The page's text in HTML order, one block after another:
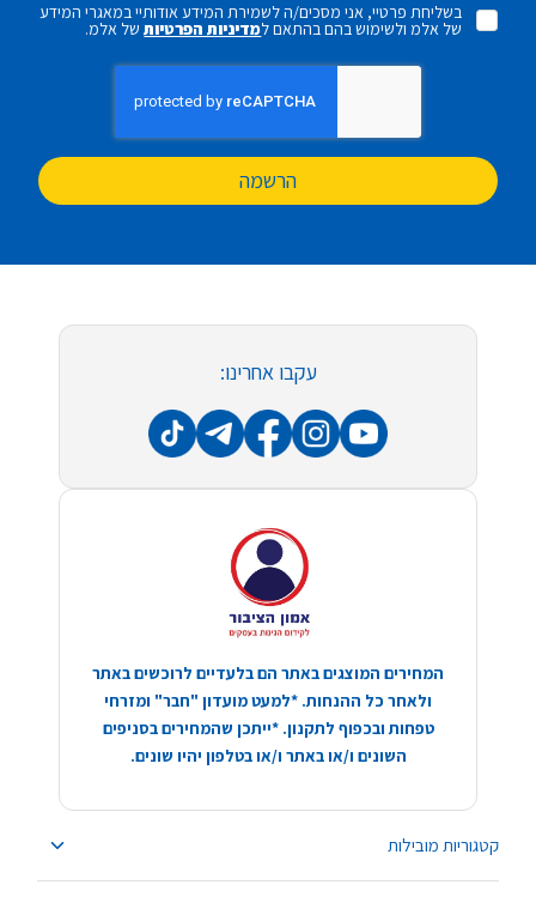
בשליחת פרטיי, אני מסכים/ה לשמירת המידע אודותיי במאגרי המידע
של אלמ ולשימוש בהם בהתאם למדיניות הפרטיותשל אלמ.
הרשמה
קטגוריות מובילות
עקבו אחרינו:
המחירים המוצגים באתר הם בלעדיים לרוכשים באתר
ולאחר כל ההנחות. *למעט מועדון "חבר" ומזרחי
טפחות ובכפוף לתקנון. *ייתכן שהמחירים בסניפים
השונים ו/או באתר ו/או בטלפון יהיו שונים.